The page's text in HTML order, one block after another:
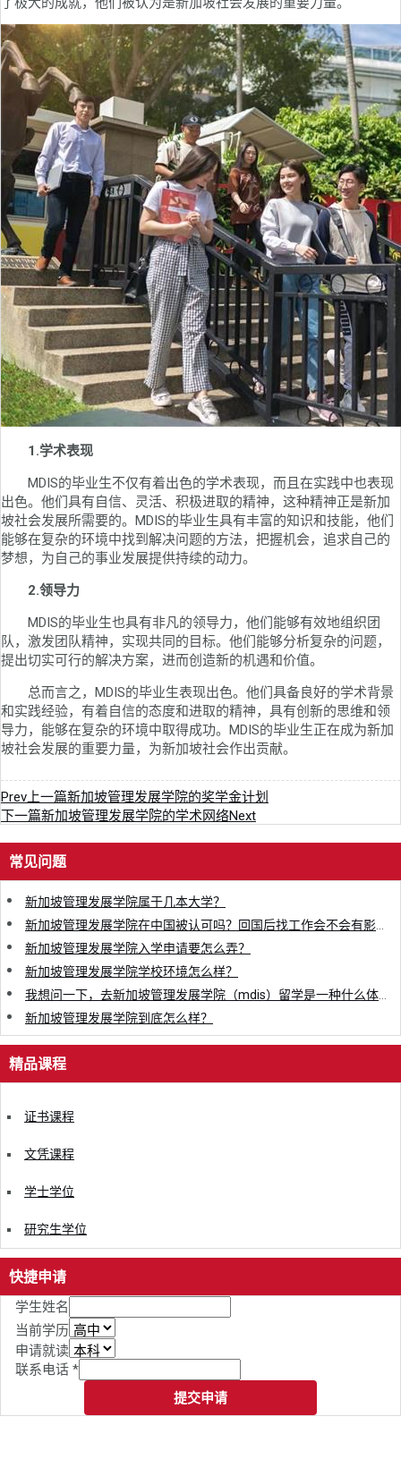
1.学术表现
MDIS的毕业生不仅有着出色的学术表现，而且在实践中也表现
出色。他们具有自信、灵活、积极进取的精神，这种精神正是新加
坡社会发展所需要的。MDIS的毕业生具有丰富的知识和技能，他们
能够在复杂的环境中找到解决问题的方法，把握机会，追求自己的
梦想，为自己的事业发展提供持续的动力。
2.领导力
MDIS的毕业生也具有非凡的领导力，他们能够有效地组织团
队，激发团队精神，实现共同的目标。他们能够分析复杂的问题，
提出切实可行的解决方案，进而创造新的机遇和价值。
总而言之，MDIS的毕业生表现出色。他们具备良好的学术背景
和实践经验，有着自信的态度和进取的精神，具有创新的思维和领
导力，能够在复杂的环境中取得成功。MDIS的毕业生正在成为新加
坡社会发展的重要力量，为新加坡社会作出贡献。
Prev上一篇新加坡管理发展学院的奖学金计划
下一篇新加坡管理发展学院的学术网络Next
常见问题
新加坡管理发展学院属于几本大学？
新加坡管理发展学院入学申请要怎么弄？
新加坡管理发展学院学校环境怎么样？
新加坡管理发展学院到底怎么样？
精品课程
证书课程
文凭课程
学士学位
研究生学位
快捷申请
学生姓名
当前学历
申请就读
联系电话 *
提交申请